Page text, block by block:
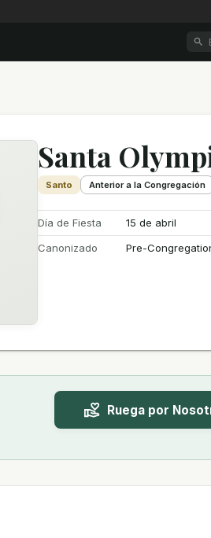
Santa
Santo Anterior a la Congregación
Día de Fiesta
15 de abril
Canonizado
Pre-
Ruega por